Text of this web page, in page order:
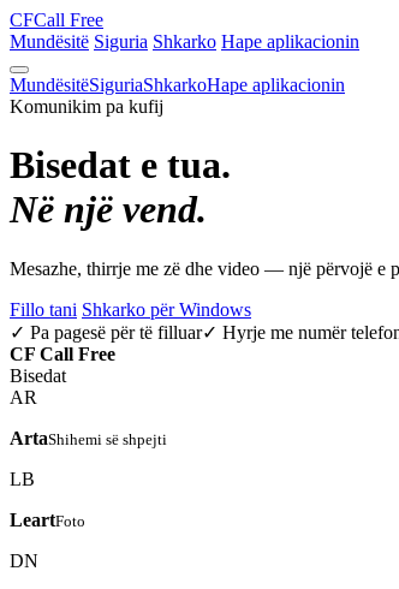
CFCall Free
Mundësitë Siguria Shkarko Hape aplikacionin
MundësitëSiguriaShkarkoHape aplikacionin
Komunikim pa kufij
Bisedat e tua.
Në një vend.
Mesazhe, thirrje me zë dhe video — një përvojë e
Fillo tani Shkarko për Windows
✓ Pa pagesë për të filluar✓ Hyrje me numër
CF Call Free
Bisedat
AR
ArtaShihemi së shpejti
LB
LeartFoto
DN